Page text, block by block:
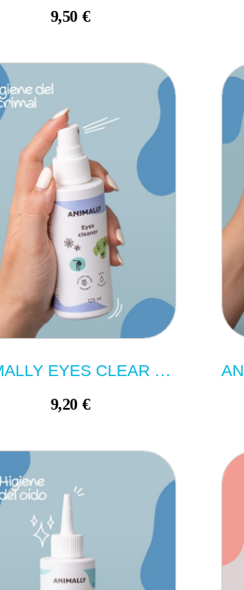
9,50 €
ANIMALLY EYES CLEAR 125ML
9,20 €